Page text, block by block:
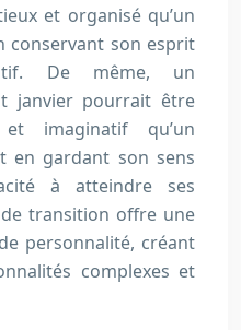
et organisé qu’un
conservant son esprit
De même, un
janvier pourrait être
imaginatif qu’un
en gardant son sens
à atteindre ses
transition offre une
personnalité, créant
complexes et